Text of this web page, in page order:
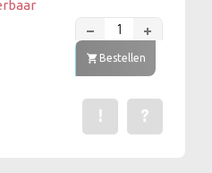
Bestellen
Stel een
?
Een fout gevonden?
!